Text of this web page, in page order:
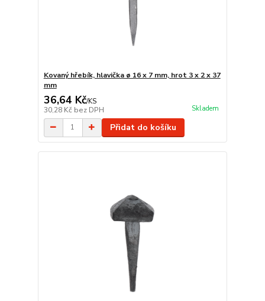
Kovaný hřebík, hlavička ø 16 x 7 mm, hrot 3 x 2 x 37
mm
36,64 Kč/KS
30,28 Kč bez DPH Skladem
Přidat do košíku